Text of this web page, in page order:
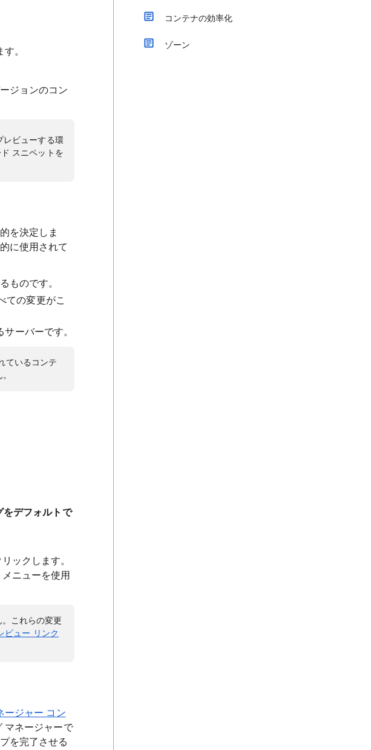
。
ジョンのコン
レビューする環
スニペットを
を決定しま
に使用されて
ものです。
ての変更がこ
ーバーです。
ているコンテ
をデフォルトで
ックします。
ニューを使用
これらの変更
ビュー リンク
ージャー コン
マネージャーで
を完了させる
コンテナの効率化
ゾーン